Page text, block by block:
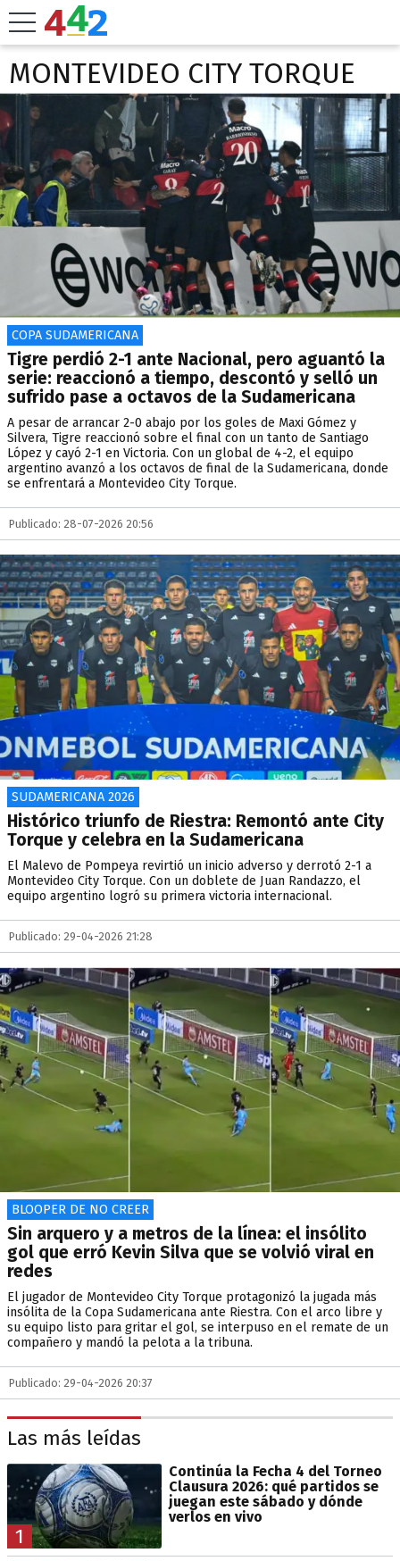
MONTEVIDEO CITY TORQUE
COPA SUDAMERICANA
Tigre perdió 2-1 ante Nacional, pero aguantó la
serie: reaccionó a tiempo, descontó y selló un
sufrido pase a octavos de la Sudamericana
A pesar de arrancar 2-0 abajo por los goles de Maxi Gómez y
Silvera, Tigre reaccionó sobre el final con un tanto de Santiago
López y cayó 2-1 en Victoria. Con un global de 4-2, el equipo
argentino avanzó a los octavos de final de la Sudamericana, donde
se enfrentará a Montevideo City Torque.
Publicado: 28-07-2026 20:56
SUDAMERICANA 2026
Histórico triunfo de Riestra: Remontó ante City
Torque y celebra en la Sudamericana
El Malevo de Pompeya revirtió un inicio adverso y derrotó 2-1 a
Montevideo City Torque. Con un doblete de Juan Randazzo, el
equipo argentino logró su primera victoria internacional.
Publicado: 29-04-2026 21:28
BLOOPER DE NO CREER
Sin arquero y a metros de la línea: el insólito
gol que erró Kevin Silva que se volvió viral en
redes
El jugador de Montevideo City Torque protagonizó la jugada más
insólita de la Copa Sudamericana ante Riestra. Con el arco libre y
su equipo listo para gritar el gol, se interpuso en el remate de un
compañero y mandó la pelota a la tribuna.
Publicado: 29-04-2026 20:37
Las más leídas
1
Continúa la Fecha 4 del Torneo
Clausura 2026: qué partidos se
juegan este sábado y dónde
verlos en vivo